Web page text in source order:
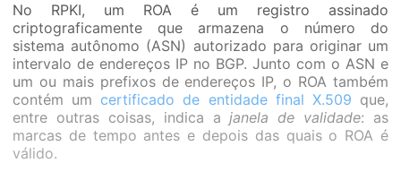
No RPKI, um ROA é um registro assinado
criptograficamente que armazena o número do
sistema autônomo (ASN) autorizado para originar um
intervalo de endereços IP no BGP. Junto com o ASN e
um ou mais prefixos de endereços IP, o ROA também
contém um certificado de entidade final X.509 que,
entre outras coisas, indica ajanela de validade: as
marcas de tempo antes e depois das quais o ROA é
válido.